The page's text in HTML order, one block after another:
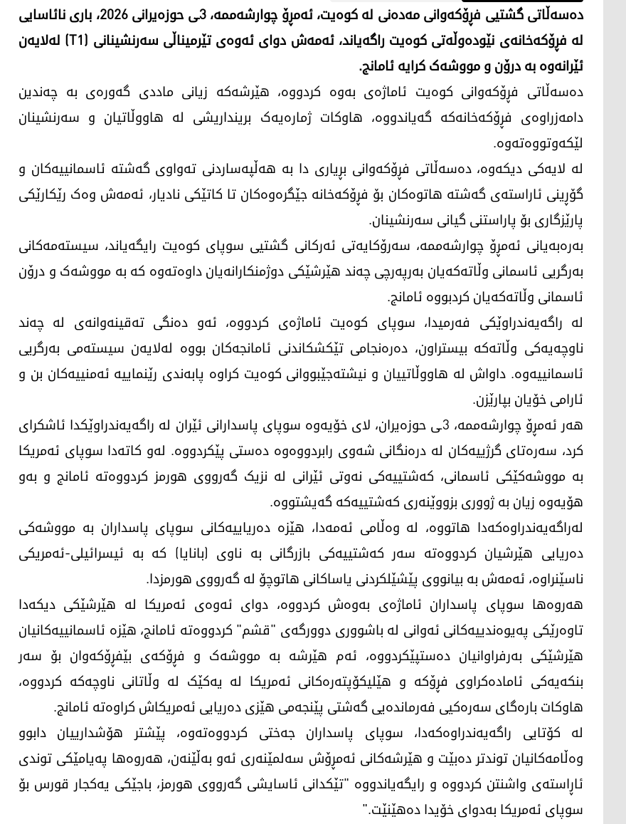
دەسەڵاتی گشتیی فڕۆکەوانی مەدەنی لە کوەیت، ئەمڕۆ چوارشەممە، 3ـی حوزەیرانی 2026، باری نائاسایی
لە فڕۆکەخانەی نێودەوڵەتی کوەیت راگەیاند، ئەمەش دوای ئەوەی تێرمیناڵی سەرنشینانی (T1) لەلایەن
ئێرانەوە بە درۆن و مووشەک کرایە ئامانج.
دەسەڵاتی فڕۆکەوانی کوەیت ئاماژەی بەوە کردووە، هێرشەکە زیانی ماددی گەورەی بە چەندین
دامەزراوەی فڕۆکەخانەکە گەیاندووە، هاوکات ژمارەیەک برینداریشی لە هاووڵاتیان و سەرنشینان
لێکەوتووەتەوە.
لە لایەکی دیکەوە، دەسەڵاتی فڕۆکەوانی بڕیاری دا بە هەڵپەساردنی تەواوی گەشتە ئاسمانییەکان و
گۆڕینی ئاراستەی گەشتە هاتوەکان بۆ فڕۆکەخانە جێگرەوەکان تا کاتێکی نادیار، ئەمەش وەک رێکارێکی
پارێزگاری بۆ پاراستنی گیانی سەرنشینان.
بەرەبەیانی ئەمڕۆ چوارشەممە، سەرۆکایەتی ئەرکانی گشتیی سوپای کوەیت رایگەیاند، سیستەمەکانی
بەرگریی ئاسمانی وڵاتەکەیان بەرپەرچی چەند هێرشێکی دوژمنکارانەیان داوەتەوە کە بە مووشەک و درۆن
ئاسمانی وڵاتەکەیان کردبووە ئامانج.
لە راگەیەندراوێکی فەرمیدا، سوپای کوەیت ئاماژەی کردووە، ئەو دەنگی تەقینەوانەی لە چەند
ناوچەیەکی وڵاتەکە بیستراون، دەرەنجامی تێکشکاندنی ئامانجەکان بووە لەلایەن سیستەمی بەرگریی
ئاسمانییەوە. داواش لە هاووڵاتییان و نیشتەجێبووانی کوەیت کراوە پابەندی رێنماییە ئەمنییەکان بن و
ئارامی خۆیان بپارێزن.
هەر ئەمڕۆ چوارشەممە، 3ـی حوزەیران، لای خۆیەوە سوپای پاسدارانی ئێران لە راگەیەندراوێکدا ئاشکرای
کرد، سەرەتای گرژییەکان لە درەنگانی شەوی رابردووەوە دەستی پێکردووە. لەو کاتەدا سوپای ئەمریکا
بە مووشەکێکی ئاسمانی، کەشتییەکی نەوتی ئێرانی لە نزیک گەرووی هورمز کردووەتە ئامانج و بەو
هۆیەوە زیان بە ژووری بزووێنەری کەشتییەکە گەیشتووە.
لەراگەیەندراوەکەدا هاتووە، لە وەڵامی ئەمەدا، هێزە دەریاییەکانی سوپای پاسداران بە مووشەکی
دەریایی هێرشیان کردووەتە سەر کەشتییەکی بازرگانی بە ناوی (بانایا) کە بە ئیسرائیلی-ئەمریکی
ناسێنراوە، ئەمەش بە بیانووی پێشێلکردنی یاساکانی هاتوچۆ لە گەرووی هورمزدا.
هەروەها سوپای پاسداران ئاماژەی بەوەش کردووە، دوای ئەوەی ئەمریکا لە هێرشێکی دیکەدا
تاوەرێکی پەیوەندییەکانی ئەوانی لە باشووری دوورگەی "قشم" کردووەتە ئامانج، هێزە ئاسمانییەکانیان
هێرشێکی بەرفراوانیان دەستپێکردووە، ئەم هێرشە بە مووشەک و فڕۆکەی بێفڕۆکەوان بۆ سەر
بنکەیەکی ئامادەکراوی فڕۆکە و هێلیکۆپتەرەکانی ئەمریکا لە یەکێک لە وڵاتانی ناوچەکە کردووە،
هاوکات بارەگای سەرەکیی فەرماندەیی گەشتی پێنجەمی هێزی دەریایی ئەمریکاش کراوەتە ئامانج.
لە کۆتایی راگەیەندراوەکەدا، سوپای پاسداران جەختی کردووەتەوە، پێشتر هۆشدارییان دابوو
وەڵامەکانیان توندتر دەبێت و هێرشەکانی ئەمڕۆش سەلمێنەری ئەو بەڵێنەن، هەروەها پەیامێکی توندی
ئاڕاستەی واشنتن کردووە و رایگەیاندووە "تێکدانی ئاسایشی گەرووی هورمز، باجێکی یەکجار قورس بۆ
سوپای ئەمریکا بەدوای خۆیدا دەهێنێت."